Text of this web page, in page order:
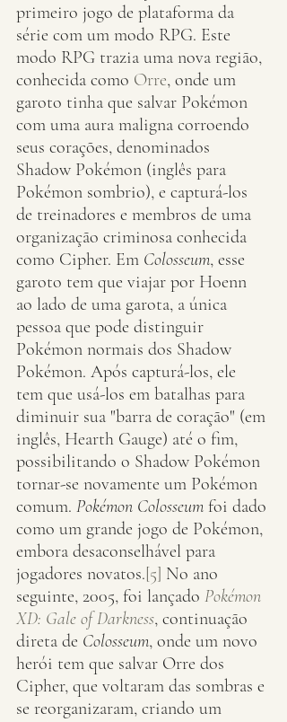
primeiro jogo de plataforma da
série com um modo RPG. Este
modo RPG trazia uma nova região,
conhecida como Orre, onde um
garoto tinha que salvar Pokémon
com uma aura maligna corroendo
seus corações, denominados
Shadow Pokémon (inglês para
Pokémon sombrio), e capturá-los
de treinadores e membros de uma
organização criminosa conhecida
como Cipher. Em Colosseum, esse
garoto tem que viajar por Hoenn
ao lado de uma garota, a única
pessoa que pode distinguir
Pokémon normais dos Shadow
Pokémon. Após capturá-los, ele
tem que usá-los em batalhas para
diminuir sua "barra de coração" (em
inglês, Hearth Gauge) até o fim,
possibilitando o Shadow Pokémon
tornar-se novamente um Pokémon
comum. Pokémon Colosseum foi dado
como um grande jogo de Pokémon,
embora desaconselhável para
jogadores novatos.[5] No ano
seguinte, 2005, foi lançado Pokémon
XD: Gale of Darkness, continuação
direta de Colosseum, onde um novo
herói tem que salvar Orre dos
Cipher, que voltaram das sombras e
se reorganizaram, criando um